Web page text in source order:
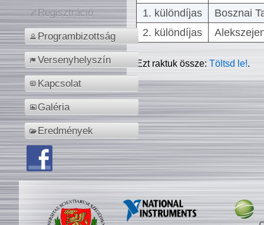
Regisztráció
Programbizottság
Versenyhelyszín
Kapcsolat
Galéria
Eredmények
1. különdíjas
Bosznai
2. különdíjas
Ezt raktuk össze:Töltsd le!.